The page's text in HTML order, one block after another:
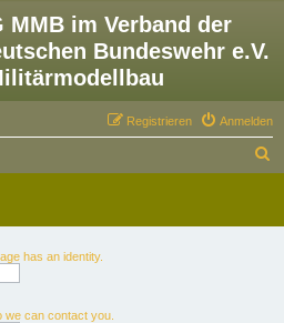
MMB im Verband der
Bundeswehr e.V.
Anmelden
Registrieren
has an identity.
we can contact you.